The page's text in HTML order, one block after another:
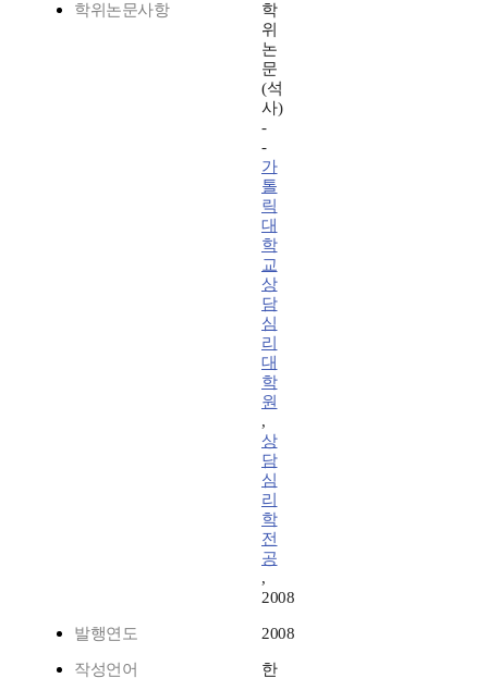
학위논문사항
학
위
논
문
(석
사)
-
-
가
톨
릭
대
학
교
상
담
심
리
대
학
원
,
상
담
심
리
학
전
공
,
2008
발행연도 2008
작성언어
한